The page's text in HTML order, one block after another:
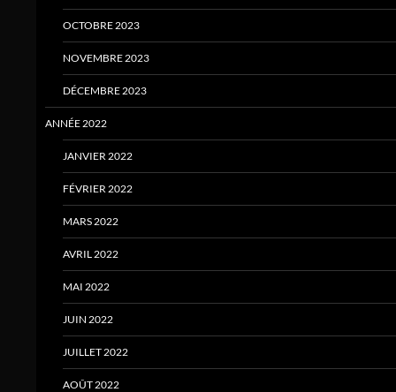
OCTOBRE 2023
NOVEMBRE 2023
DÉCEMBRE 2023
ANNÉE 2022
JANVIER 2022
FÉVRIER 2022
MARS 2022
AVRIL 2022
MAI 2022
JUIN 2022
JUILLET 2022
AOÛT 2022